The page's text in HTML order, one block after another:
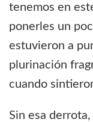
tenemos en
ponerles un
estuvieron a
plurinación
cuando
Sin esa